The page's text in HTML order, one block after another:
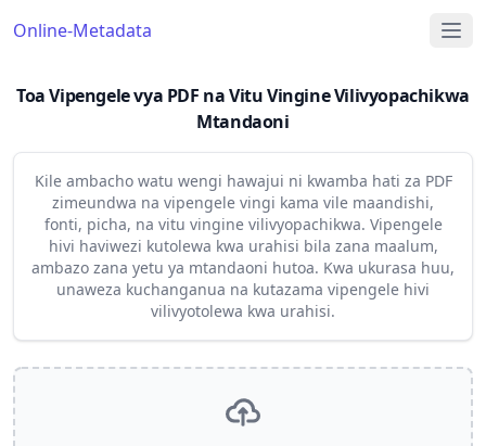
Online-Metadata
Toa Vipengele vya PDF na Vitu Vingine Vilivyopachikwa
Mtandaoni
Kile ambacho watu wengi hawajui ni kwamba hati za PDF
zimeundwa na vipengele vingi kama vile maandishi,
fonti, picha, na vitu vingine vilivyopachikwa. Vipengele
hivi haviwezi kutolewa kwa urahisi bila zana maalum,
ambazo zana yetu ya mtandaoni hutoa. Kwa ukurasa huu,
unaweza kuchanganua na kutazama vipengele hivi
vilivyotolewa kwa urahisi.